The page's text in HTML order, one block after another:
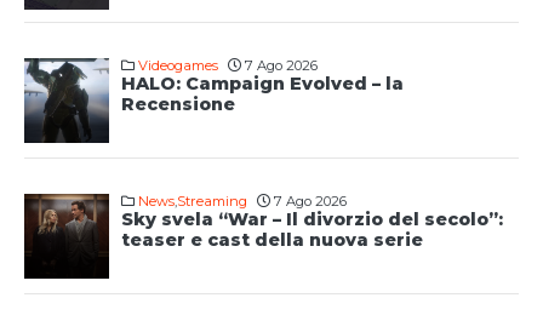
Videogames 7 Ago 2026
HALO: Campaign Evolved – la
Recensione
News,Streaming 7 Ago 2026
Sky svela “War – Il divorzio del secolo”:
teaser e cast della nuova serie